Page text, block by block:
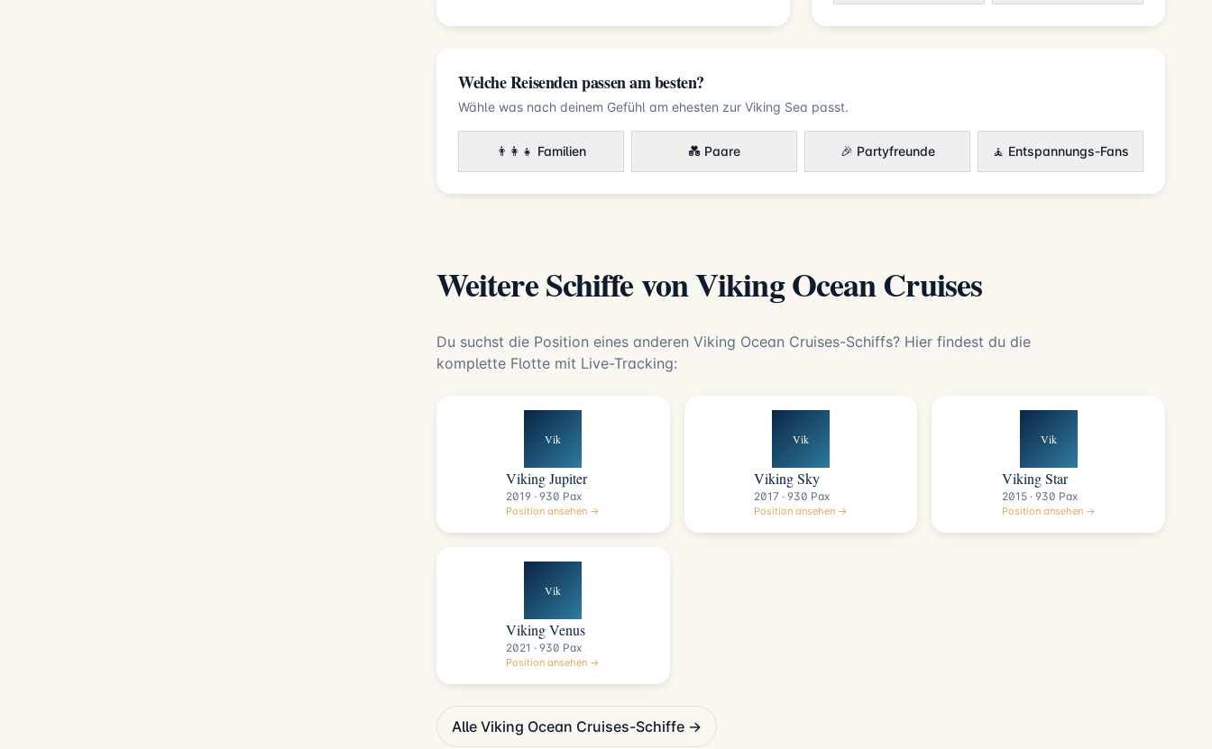
Welche Reisenden passen am besten?
Wähle was nach deinem Gefühl am ehesten zur Viking Sea passt.
👨‍👩‍👧 Familien 💑 Paare 🎉 Partyfreunde 🧘 Entspannungs-Fans
Weitere Schiffe von Viking Ocean Cruises
Du suchst die Position eines anderen Viking Ocean Cruises-Schiffs? Hier findest du die
komplette Flotte mit Live-Tracking:
Vik
Viking Jupiter
2019 · 930 Pax
Position ansehen →
Vik
Viking Sky
2017 · 930 Pax
Position ansehen →
Vik
Viking Star
2015 · 930 Pax
Position ansehen →
Vik
Viking Venus
2021 · 930 Pax
Position ansehen →
Alle Viking Ocean Cruises-Schiffe →